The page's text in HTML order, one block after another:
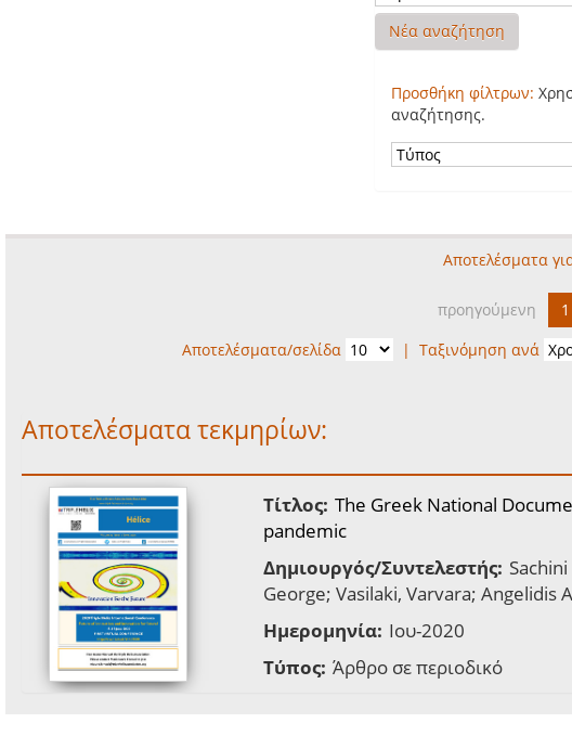
Νέα αναζήτηση
Προσθήκη φίλτρων:
αναζήτησης.
Αποτελέσματα
προηγούμενη 1
Αποτελέσματα/σελίδα
|Ταξινόμηση ανά
Αποτελέσματα τεκμηρίων:
Τίτλος: The Greek National
pandemic
Δημιουργός/Συντελεστής:
George; Vasilaki, Varvara; Angelidis
Ημερομηνία: Ιου-2020
Τύπος: Άρθρο σε περιοδικό